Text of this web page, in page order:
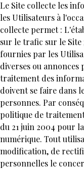
Le Site collecte les
les Utilisateurs à
collecte permet :
sur le trafic sur le Site
fournies par les
diverses ou
traitement des
doivent se faire dans
personnes. Par
politique de
du 21 juin 2004 pour
numérique. Tout
modification, de
personnelles le